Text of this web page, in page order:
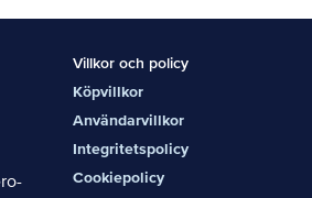
Villkor och policy
Köpvillkor
Användarvillkor
Integritetspolicy
Cookiepolicy